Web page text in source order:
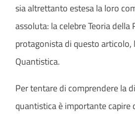
sia altrettanto estesa la loro
assoluta: la celebre Teoria della
protagonista di questo articolo,
Quantistica.
Per tentare di comprendere la
quantistica è importante capire